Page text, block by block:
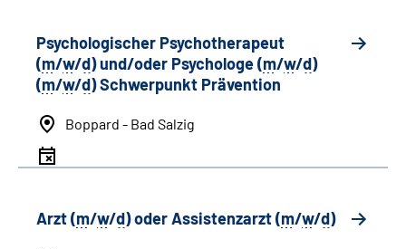
Psychologischer Psychotherapeut
(m/w/d) und/oder Psychologe (m/w/d)
(m/w/d) Schwerpunkt Prävention
Boppard - Bad Salzig
Arzt (m/w/d) oder Assistenzarzt (m/w/d)